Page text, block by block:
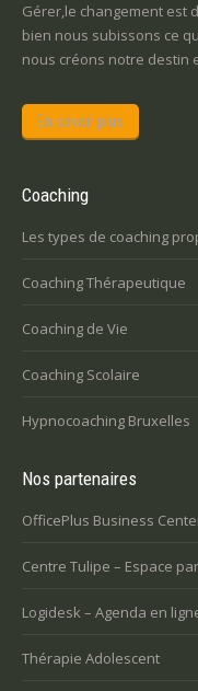
Gérer,le changement est
bien nous subissons ce
nous créons notre destin
En savoir plus
Coaching
Les types de coaching
Coaching Thérapeutique
Coaching de Vie
Coaching Scolaire
Hypnocoaching Bruxelles
Nos partenaires
OfficePlus Business
Centre Tulipe – Espace
Logidesk – Agenda en
Thérapie Adolescent